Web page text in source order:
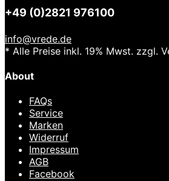
+49 (0)2821 976100
info@vrede.de
* Alle Preise inkl. 19% Mwst. zzgl.
About
FAQs
Service
Marken
Widerruf
Impressum
AGB
Facebook